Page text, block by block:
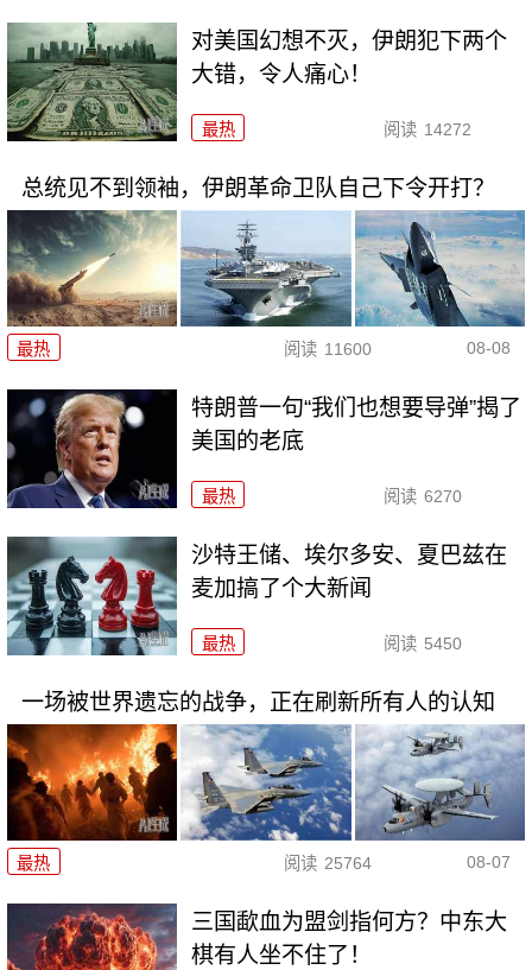
对美国幻想不灭，伊朗犯下两个
大错，令人痛心！
最热 阅读 14272
总统见不到领袖，伊朗革命卫队自己下令开打？
最热 阅读 11600 08-08
特朗普一句“我们也想要导弹”揭了
美国的老底
最热 阅读 6270
沙特王储、埃尔多安、夏巴兹在
麦加搞了个大新闻
最热 阅读 5450
一场被世界遗忘的战争，正在刷新所有人的认知
最热 阅读 25764 08-07
三国歃血为盟剑指何方？中东大
棋有人坐不住了！